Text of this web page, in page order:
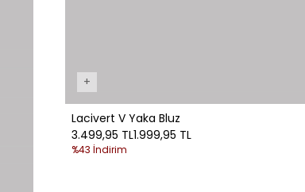
+
Lacivert V Yaka Bluz
3.499,95 TL1.999,95 TL
%43 İndirim